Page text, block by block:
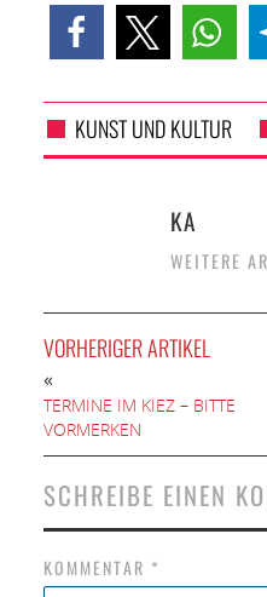
KUNST UND KULTUR
KA
WEITERE
VORHERIGER ARTIKEL
«
TERMINE IM KIEZ – BITTE
VORMERKEN
SCHREIBE EINEN
KOMMENTAR *